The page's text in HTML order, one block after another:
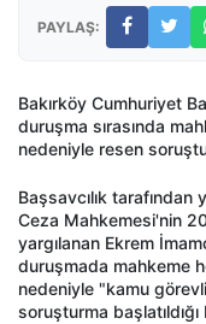
PAYLAŞ:
Bakırköy Cumhuriyet
duruşma sırasında
nedeniyle resen
Başsavcılık tarafından
Ceza Mahkemesi'nin
yargılanan Ekrem
duruşmada mahkeme
nedeniyle "kamu
soruşturma